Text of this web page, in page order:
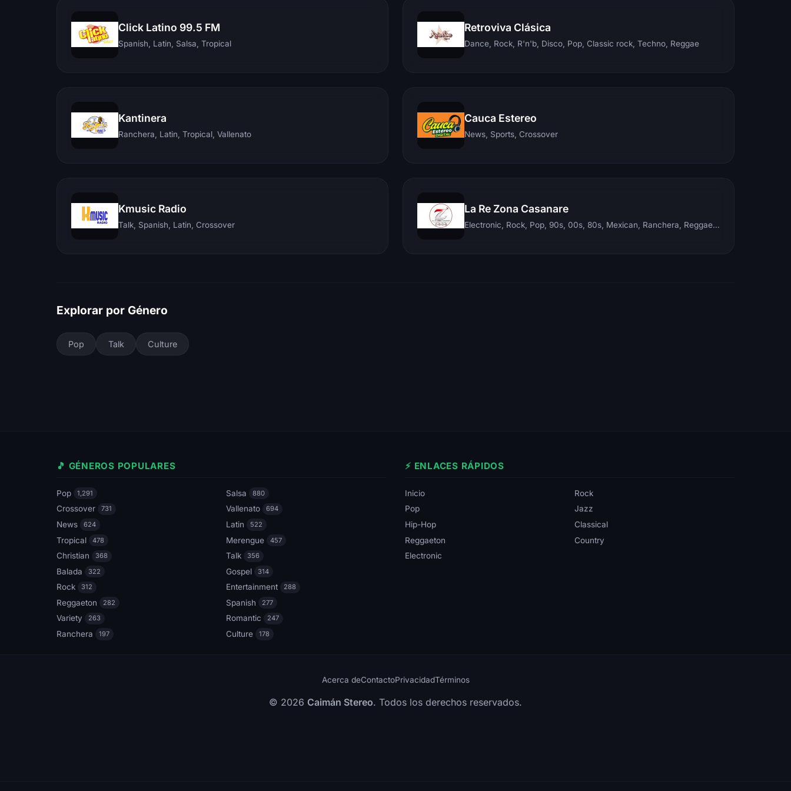
Click Latino 99.5 FM
Spanish, Latin, Salsa, Tropical
Retroviva Clásica
Dance, Rock, R'n'b, Disco, Pop, Classic rock, Techno, Reggae
Kantinera
Ranchera, Latin, Tropical, Vallenato
Cauca Estereo
News, Sports, Crossover
Kmusic Radio
Talk, Spanish, Latin, Crossover
La Re Zona Casanare
Electronic, Rock, Pop, 90s, 00s, 80s, Mexican, Ranchera, Reggaeton, Instrumental, Salsa, Merengue, Tropical, Romantic, Vallenato, Llanera
Explorar por Género
Pop Talk Culture
🎵 GÉNEROS POPULARES
Pop 1,291 Salsa 880
Crossover 731 Vallenato 694
News 624 Latin 522
Tropical 478 Merengue 457
Christian 368 Talk 356
Balada 322 Gospel 314
Rock 312 Entertainment 288
Reggaeton 282 Spanish 277
Variety 263 Romantic 247
Ranchera 197 Culture 178
⚡ ENLACES RÁPIDOS
Inicio
Rock
Pop
Jazz
Hip-Hop
Classical
Reggaeton
Country
Electronic
Acerca deContactoPrivacidadTérminos
© 2026 Caimán Stereo. Todos los derechos reservados.